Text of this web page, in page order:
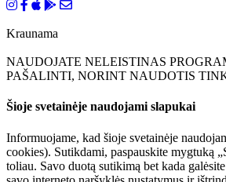
Kraunama
NAUDOJATE NELEISTINAS
PAŠALINTI, NORINT NAUDOTIS
Šioje svetainėje naudojami slapukai
Informuojame, kad šioje svetainėje
cookies). Sutikdami, paspauskite mygtuką
toliau. Savo duotą sutikimą bet kada